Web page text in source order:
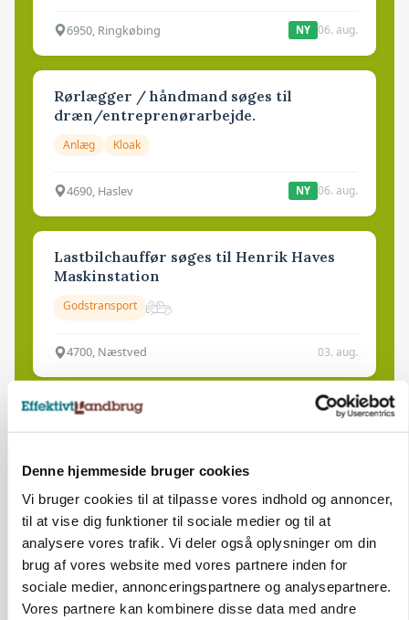
Denne hjemmeside bruger cookies
Vi bruger cookies til at tilpasse vores indhold og annoncer,
til at vise dig funktioner til sociale medier og til at
analysere vores trafik. Vi deler også oplysninger om din
brug af vores website med vores partnere inden for
sociale medier, annonceringspartnere og analysepartnere.
Vores partnere kan kombinere disse data med andre
6950, Ringkøbing NY 06. aug.
Rørlægger / håndmand søges til
dræn/entreprenørarbejde.
Anlæg Kloak
4690, Haslev NY 06. aug.
Lastbilchauffør søges til Henrik Haves
Maskinstation
Godstransport
4700, Næstved 03. aug.
Medarbejdere til griseproduktion
9681, Ranum
Kalvepasser til ejendom i udvikling søges
Kalve